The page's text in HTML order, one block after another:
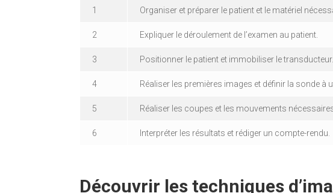
1 Organiser et préparer le patient et le matériel
2 Expliquer le déroulement de l’examen au patient.
3 Positionner le patient et immobiliser le transducteur.
4 Réaliser les premières images et définir la sonde à
5 Réaliser les coupes et les mouvements
6 Interpréter les résultats et rédiger un compte-rendu.
Découvrir les techniques